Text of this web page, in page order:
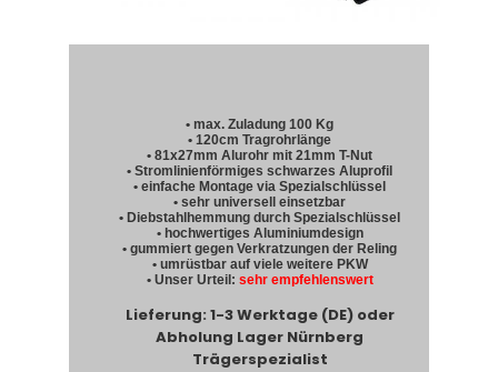
• max. Zuladung 100 Kg
• 120cm Tragrohrlänge
• 81x27mm Alurohr mit 21mm T-Nut
• Stromlinienförmiges schwarzes Aluprofil
• einfache Montage via Spezialschlüssel
• sehr universell einsetzbar
• Diebstahlhemmung durch Spezialschlüssel
• hochwertiges Aluminiumdesign
• gummiert gegen Verkratzungen der Reling
• umrüstbar auf viele weitere PKW
• Unser Urteil: sehr empfehlenswert
Lieferung: 1-3 Werktage (DE) oder
Abholung Lager Nürnberg
Trägerspezialist